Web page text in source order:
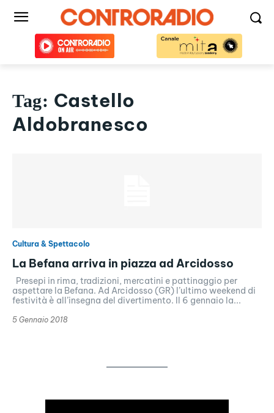
Tag: Castello
Aldobranesco
Cultura & Spettacolo
La Befana arriva in piazza ad Arcidosso
Presepi in rima, tradizioni, mercatini e pattinaggio per
aspettare la Befana. Ad Arcidosso (GR) l’ultimo weekend di
festività è all’insegna del divertimento. Il 6 gennaio la...
5 Gennaio 2018